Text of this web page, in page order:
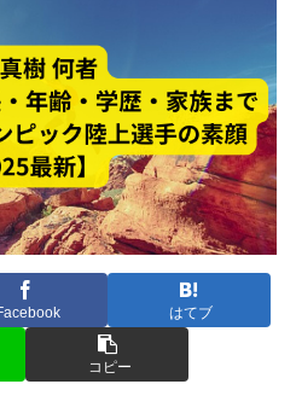
はてブ
コピー